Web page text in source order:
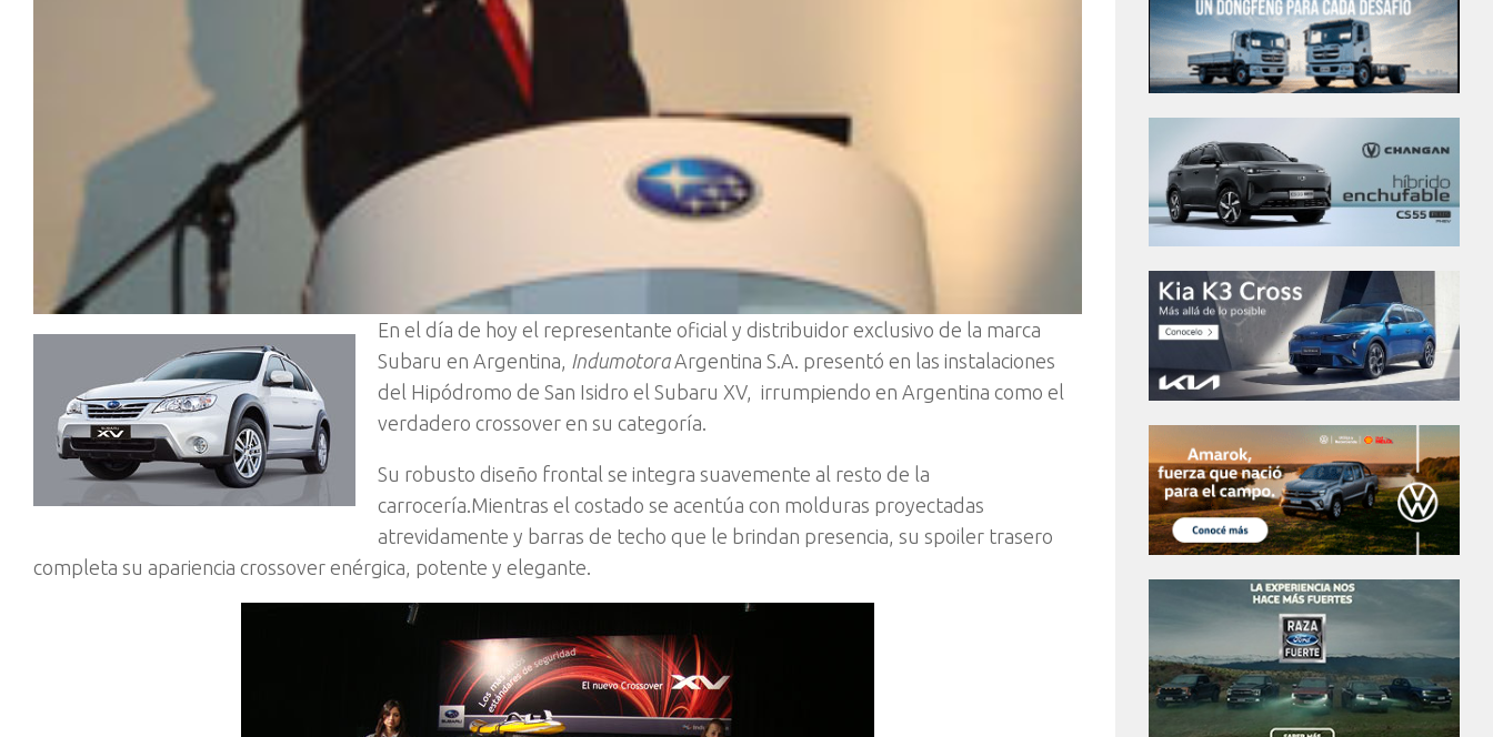
En el día de hoy el representante oficial y distribuidor exclusivo de la marca
Subaru en Argentina, IndumotoraArgentina S.A. presentó en las instalaciones
del Hipódromo de San Isidro el Subaru XV, irrumpiendo en Argentina como el
verdadero crossover en su categoría.
Su robusto diseño frontal se integra suavemente al resto de la
carrocería.Mientras el costado se acentúa con molduras proyectadas
atrevidamente y barras de techo que le brindan presencia, su spoiler trasero
completa su apariencia crossover enérgica, potente y elegante.